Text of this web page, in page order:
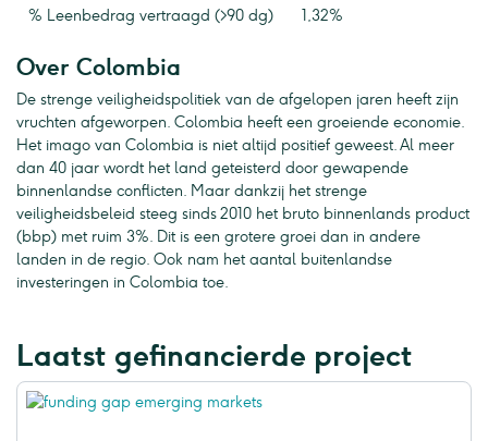
% Leenbedrag vertraagd (>90 dg) 1,32%
Over Colombia
De strenge veiligheidspolitiek van de afgelopen jaren heeft zijn
vruchten afgeworpen. Colombia heeft een groeiende economie.
Het imago van Colombia is niet altijd positief geweest. Al meer
dan 40 jaar wordt het land geteisterd door gewapende
binnenlandse conflicten. Maar dankzij het strenge
veiligheidsbeleid steeg sinds 2010 het bruto binnenlands product
(bbp) met ruim 3%. Dit is een grotere groei dan in andere
landen in de regio. Ook nam het aantal buitenlandse
investeringen in Colombia toe.
Laatst gefinancierde project